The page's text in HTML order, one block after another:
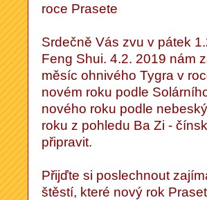
roce Prasete
Srdečně Vás zvu v pátek
Feng Shui. 4.2. 2019 nám
měsíc ohnivého Tygra v
novém roku podle
nového roku podle
roku z pohledu Ba Zi -
připravit.
Přijďte si poslechnout
štěstí, které nový rok